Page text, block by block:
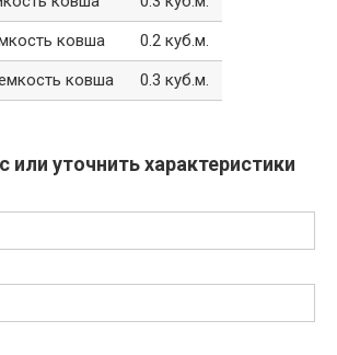
ковша
0.2 куб.м.
ковша
0.3 куб.м.
или уточнить характеристики